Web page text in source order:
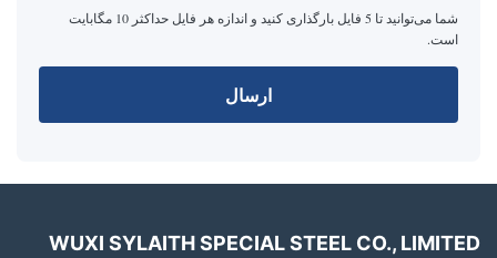
شما می‌توانید تا 5 فایل بارگذاری کنید و اندازه هر فایل حداکثر 10 مگابایت
است.
ارسال
WUXI SYLAITH SPECIAL STEEL CO., LIMITED